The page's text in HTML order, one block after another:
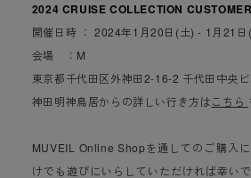
2024 CRUISE COLLECTION
開催日時 ： 2024年1月20日(土) - 1月21
会場 ：M
東京都千代田区外神田2-16-2 千代田中央
神田明神鳥居からの詳しい行き方はこちら
MUVEIL Online Shopを通してのご購入
けでも遊びにいらしていただければ幸い